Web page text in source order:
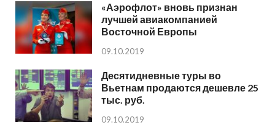
«Аэрофлот» вновь признан
лучшей авиакомпанией
Восточной Европы
09.10.2019
Десятидневные туры во
Вьетнам продаются дешевле 25
тыс. руб.
09.10.2019